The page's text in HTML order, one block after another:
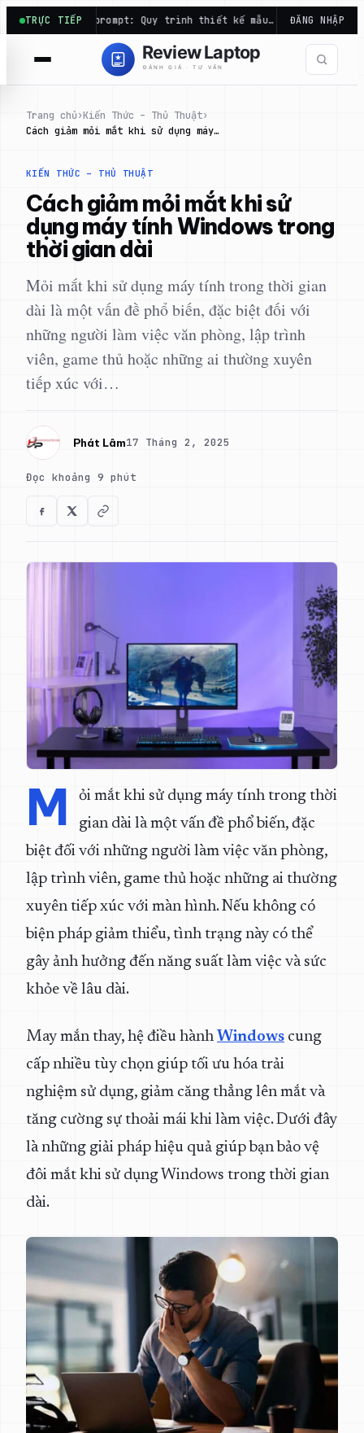
Chuyển
đến
phần
TRỰC TIẾP
từ prompt: Quy trình thiết kế mẫu… Bảo hành laptop:
ĐĂNG NHẬP
Trang chủ›Kiến Thức – Thủ Thuật›
Cách giảm mỏi mắt khi sử dụng máy…
KIẾN THỨC – THỦ THUẬT
Cách giảm mỏi mắt khi sử
dụng máy tính Windows trong
thời gian dài
Mỏi mắt khi sử dụng máy tính trong thời gian
dài là một vấn đề phổ biến, đặc biệt đối với
những người làm việc văn phòng, lập trình
viên, game thủ hoặc những ai thường xuyên
tiếp xúc với…
Phát Lâm17 Tháng 2, 2025
Đọc khoảng 9 phút
M
ỏi mắt khi sử dụng máy tính trong thời
gian dài là một vấn đề phổ biến, đặc
biệt đối với những người làm việc văn phòng,
lập trình viên, game thủ hoặc những ai thường
xuyên tiếp xúc với màn hình. Nếu không có
biện pháp giảm thiểu, tình trạng này có thể
gây ảnh hưởng đến năng suất làm việc và sức
khỏe về lâu dài.
May mắn thay, hệ điều hành Windows cung
cấp nhiều tùy chọn giúp tối ưu hóa trải
nghiệm sử dụng, giảm căng thẳng lên mắt và
tăng cường sự thoải mái khi làm việc. Dưới đây
là những giải pháp hiệu quả giúp bạn bảo vệ
đôi mắt khi sử dụng Windows trong thời gian
dài.